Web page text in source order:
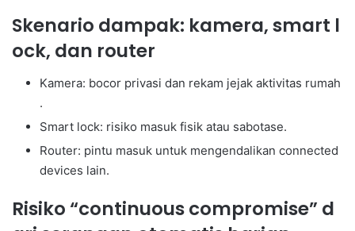
Skenario dampak: kamera, smart l
ock, dan router
Kamera: bocor privasi dan rekam jejak aktivitas rumah
.
Smart lock: risiko masuk fisik atau sabotase.
Router: pintu masuk untuk mengendalikan connected
devices lain.
Risiko “continuous compromise” d